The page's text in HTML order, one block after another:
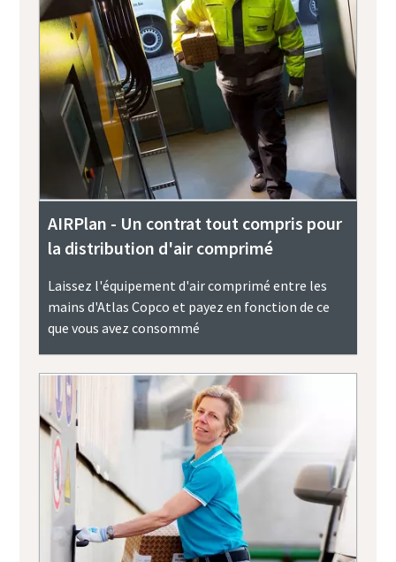
AIRPlan - Un contrat tout compris pour
la distribution d'air comprimé
Laissez l'équipement d'air comprimé entre les
mains d'Atlas Copco et payez en fonction de ce
que vous avez consommé